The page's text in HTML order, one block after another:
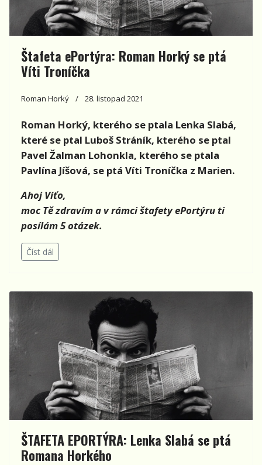
Štafeta ePortýra: Roman Horký se ptá
Víti Troníčka
Roman Horký 28. listopad 2021
Roman Horký, kterého se ptala Lenka Slabá,
které se ptal Luboš Stráník, kterého se ptal
Pavel Žalman Lohonkla, kterého se ptala
Pavlína Jíšová, se ptá Víti Troníčka z Marien.
Ahoj Víťo,
moc Tě zdravím a v rámci štafety ePortýru ti
posílám 5 otázek.
Číst dál
ŠTAFETA EPORTÝRA: Lenka Slabá se ptá
Romana Horkého